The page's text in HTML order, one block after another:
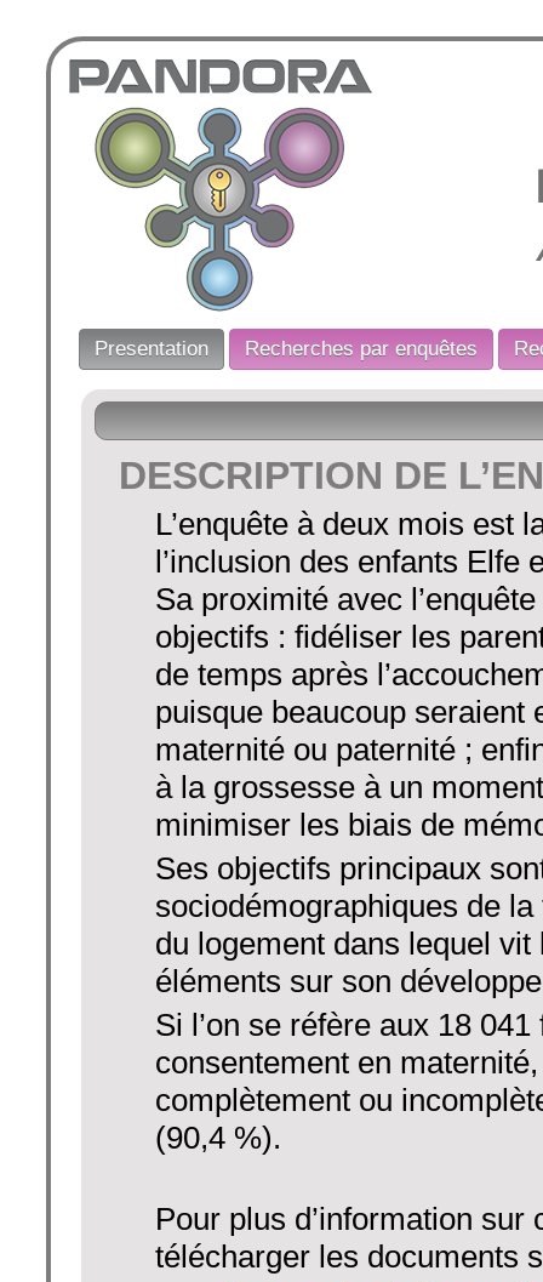
DESCRIPTION DE
L’enquête à deux mois est
l’inclusion des enfants Elfe
Sa proximité avec
objectifs : fidéliser les
de temps après
puisque beaucoup seraient
maternité ou paternité ;
à la grossesse à un
minimiser les biais de
Ses objectifs principaux
sociodémographiques de
du logement dans lequel vit
éléments sur son
Si l’on se réfère aux 18
consentement en
complètement ou
(90,4 %).
Pour plus d’information sur
télécharger les documents